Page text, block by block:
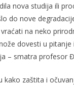
nova studija ili
do nove
na neko
dovesti u
– smatra profesor
kako zaštita i